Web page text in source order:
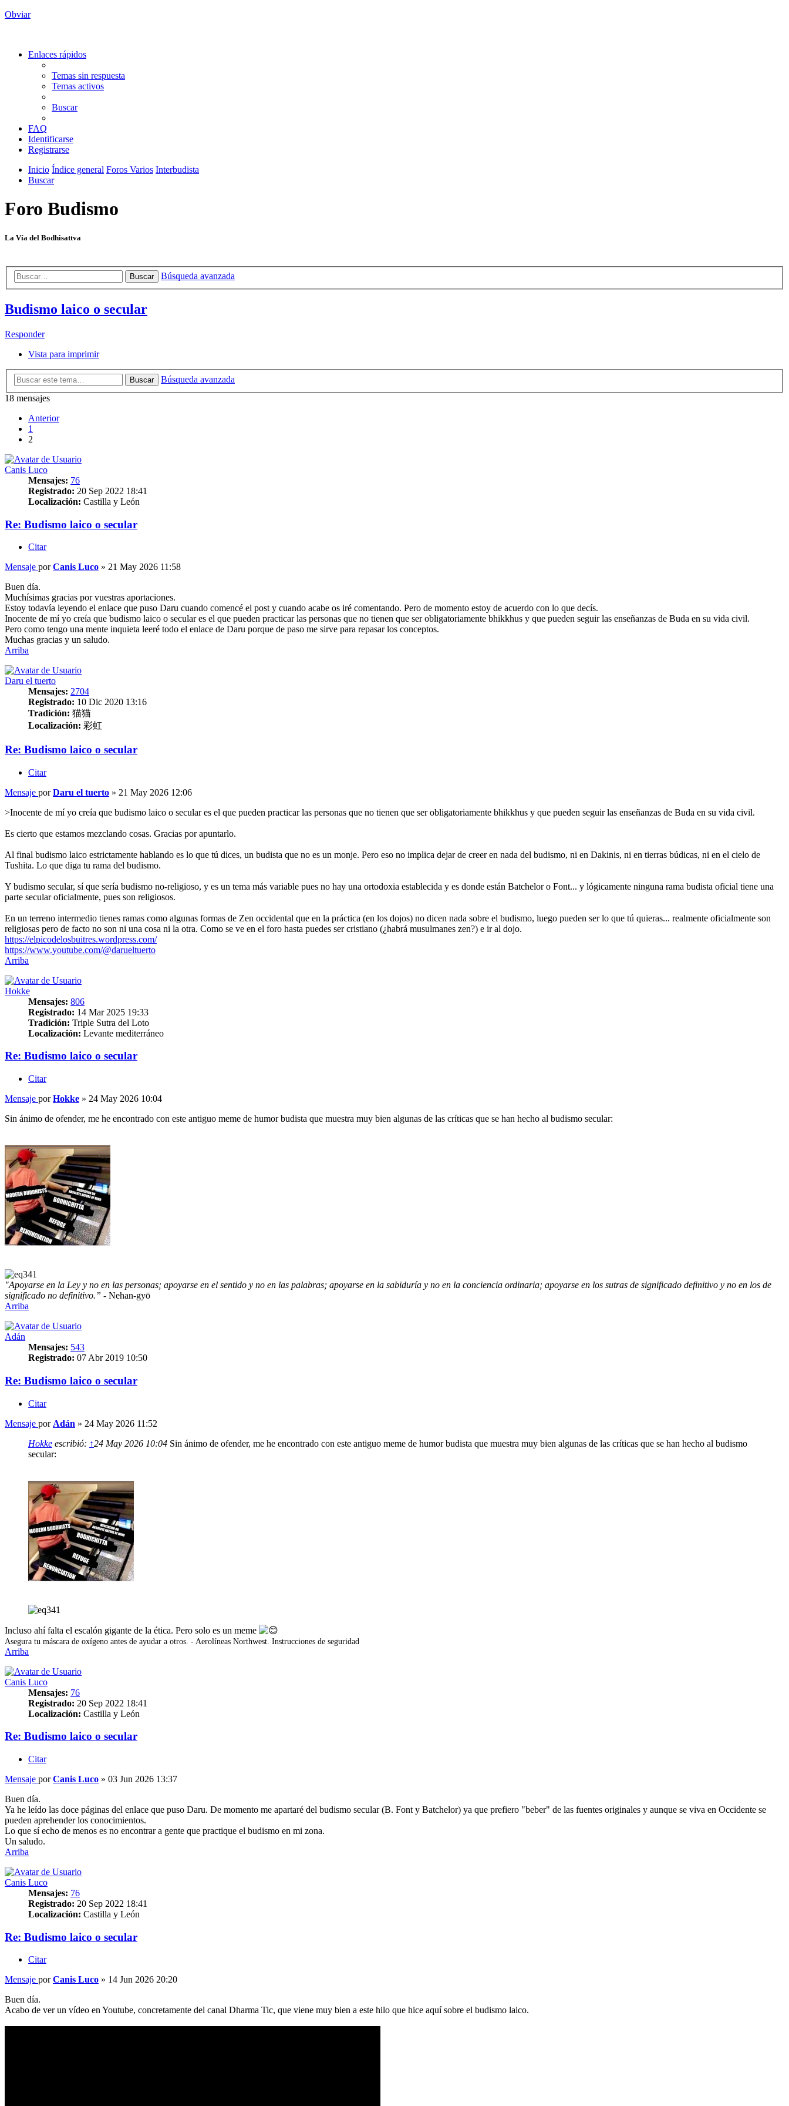
Obviar
Enlaces rápidos
Temas sin respuesta
Temas activos
Buscar
FAQ
Identificarse
Registrarse
Inicio Índice general Foros Varios Interbudista
Buscar
Foro Budismo
La Vía del Bodhisattva
Buscar Búsqueda avanzada
Budismo laico o secular
Responder
Vista para imprimir
Buscar
Búsqueda avanzada
18 mensajes
Anterior
1
2
Canis Luco
Mensajes: 76
Registrado: 20 Sep 2022 18:41
Localización: Castilla y León
Re: Budismo laico o secular
Citar
Mensaje porCanis Luco » 21 May 2026 11:58
Buen día.
Muchísimas gracias por vuestras aportaciones.
Estoy todavía leyendo el enlace que puso Daru cuando comencé el post y cuando acabe os iré comentando. Pero de momento estoy de acuerdo con lo que decís.
Inocente de mí yo creía que budismo laico o secular es el que pueden practicar las personas que no tienen que ser obligatoriamente bhikkhus y que pueden seguir las enseñanzas de Buda en su vida civil.
Pero como tengo una mente inquieta leeré todo el enlace de Daru porque de paso me sirve para repasar los conceptos.
Muchas gracias y un saludo.
Arriba
Daru el tuerto
Mensajes: 2704
Registrado: 10 Dic 2020 13:16
Tradición: 猫猫
Localización: 彩虹
Re: Budismo laico o secular
Citar
Mensaje porDaru el tuerto » 21 May 2026 12:06
>Inocente de mí yo creía que budismo laico o secular es el que pueden practicar las personas que no tienen que ser obligatoriamente bhikkhus y que pueden seguir las enseñanzas de Buda en su vida civil.
Es cierto que estamos mezclando cosas. Gracias por apuntarlo.
Al final budismo laico estrictamente hablando es lo que tú dices, un budista que no es un monje. Pero eso no implica dejar de creer en nada del budismo, ni en Dakinis, ni en tierras búdicas, ni en el cielo de
Tushita. Lo que diga tu rama del budismo.
Y budismo secular, sí que sería budismo no-religioso, y es un tema más variable pues no hay una ortodoxia establecida y es donde están Batchelor o Font... y lógicamente ninguna rama budista oficial tiene una
parte secular oficialmente, pues son religiosos.
En un terreno intermedio tienes ramas como algunas formas de Zen occidental que en la práctica (en los dojos) no dicen nada sobre el budismo, luego pueden ser lo que tú quieras... realmente oficialmente son
religiosas pero de facto no son ni una cosa ni la otra. Como se ve en el foro hasta puedes ser cristiano (¿habrá musulmanes zen?) e ir al dojo.
https://elpicodelosbuitres.wordpress.com/
https://www.youtube.com/@darueltuerto
Arriba
Hokke
Mensajes: 806
Registrado: 14 Mar 2025 19:33
Tradición: Triple Sutra del Loto
Localización: Levante mediterráneo
Re: Budismo laico o secular
Citar
Mensaje porHokke » 24 May 2026 10:04
Sin ánimo de ofender, me he encontrado con este antiguo meme de humor budista que muestra muy bien algunas de las críticas que se han hecho al budismo secular:
"Apoyarse en la Ley y no en las personas; apoyarse en el sentido y no en las palabras; apoyarse en la sabiduría y no en la conciencia ordinaria; apoyarse en los sutras de significado definitivo y no en los de
significado no definitivo.” - Nehan-gyō
Arriba
Adán
Mensajes: 543
Registrado: 07 Abr 2019 10:50
Re: Budismo laico o secular
Citar
Mensaje por Adán » 24 May 2026 11:52
Hokke escribió: ↑24 May 2026 10:04 Sin ánimo de ofender, me he encontrado con este antiguo meme de humor budista que muestra muy bien algunas de las críticas que se han hecho al budismo
secular:
Incluso ahí falta el escalón gigante de la ética. Pero solo es un meme
Asegura tu máscara de oxígeno antes de ayudar a otros. - Aerolíneas Northwest. Instrucciones de seguridad
Arriba
Canis Luco
Mensajes: 76
Registrado: 20 Sep 2022 18:41
Localización: Castilla y León
Re: Budismo laico o secular
Citar
Mensaje porCanis Luco » 03 Jun 2026 13:37
Buen día.
Ya he leído las doce páginas del enlace que puso Daru. De momento me apartaré del budismo secular (B. Font y Batchelor) ya que prefiero "beber" de las fuentes originales y aunque se viva en Occidente se
pueden aprehender los conocimientos.
Lo que sí echo de menos es no encontrar a gente que practique el budismo en mi zona.
Un saludo.
Arriba
Canis Luco
Mensajes: 76
Registrado: 20 Sep 2022 18:41
Localización: Castilla y León
Re: Budismo laico o secular
Citar
Mensaje porCanis Luco » 14 Jun 2026 20:20
Buen día.
Acabo de ver un vídeo en Youtube, concretamente del canal Dharma Tic, que viene muy bien a este hilo que hice aquí sobre el budismo laico.